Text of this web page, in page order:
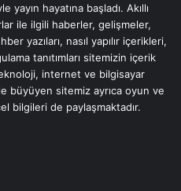
hayatına başladı. Akıllı
ile ilgili haberler, gelişmeler,
yazıları, nasıl yapılır içerikleri,
tanıtımları sitemizin içerik
internet ve bilgisayar
büyüyen sitemiz ayrıca oyun ve
bilgileri de paylaşmaktadır.